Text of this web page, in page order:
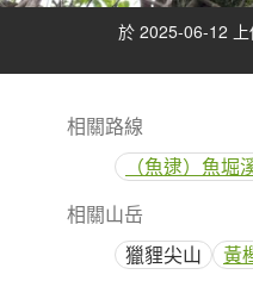
於 2025-06-12
相關路線
（魚逮）魚堀
相關山岳
獵貍尖山
黃